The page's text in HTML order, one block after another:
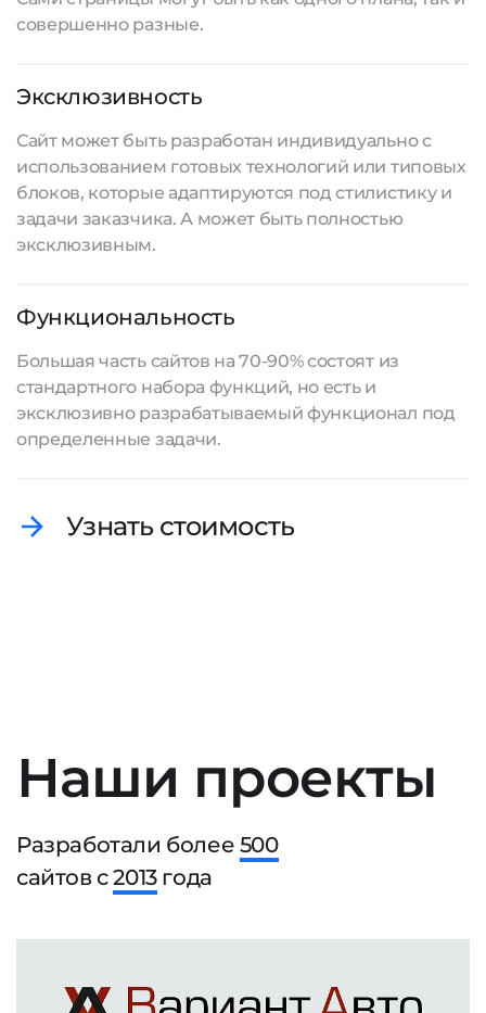
совершенно разные.
Эксклюзивность
Сайт может быть разработан индивидуально с
использованием готовых технологий или типовых
блоков, которые адаптируются под стилистику и
задачи заказчика. А может быть полностью
эксклюзивным.
Функциональность
Большая часть сайтов на 70-90% состоят из
стандартного набора функций, но есть и
эксклюзивно разрабатываемый функционал под
определенные задачи.
Узнать стоимость
Наши проекты
Разработали более 500
сайтов с2013года